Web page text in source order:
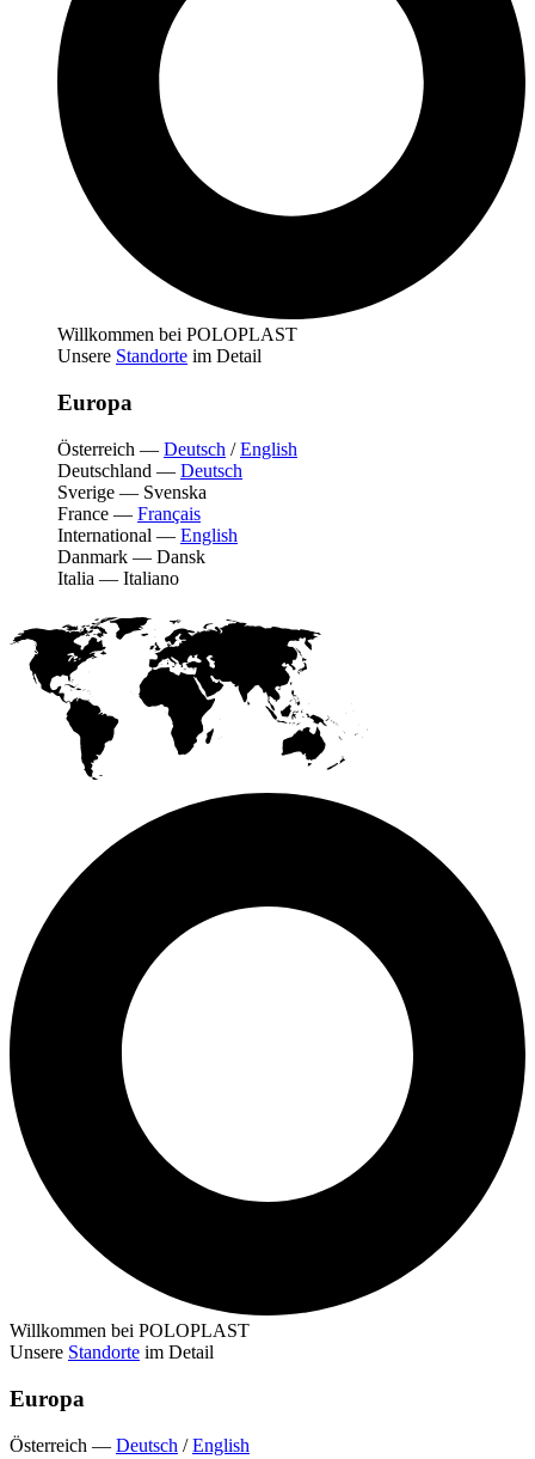
Willkommen bei POLOPLAST
Unsere Standorte im Detail
Europa
Österreich — Deutsch /English
Deutschland — Deutsch
Sverige — Svenska
France — Français
International — English
Danmark — Dansk
Italia — Italiano
Willkommen bei POLOPLAST
Unsere Standorte im Detail
Europa
Österreich — Deutsch /English